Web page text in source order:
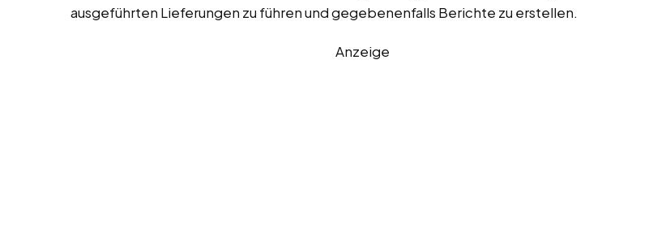
ausgeführten Lieferungen zu führen und gegebenenfalls Berichte zu erstellen.
Anzeige